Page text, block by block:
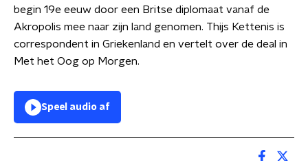
begin 19e eeuw door een Britse diplomaat vanaf de
Akropolis mee naar zijn land genomen. Thijs Kettenis is
correspondent in Griekenland en vertelt over de deal in
Met het Oog op Morgen.
Speel audio af